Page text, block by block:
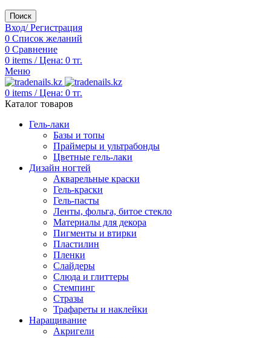
Поиск
Вход/ Регистрация
0 Список желаний
0 Сравнение
0 items / Цена: 0 тг.
Меню
0 items / Цена: 0 тг.
Каталог товаров
Гель-лаки
Базы и топы
Праймеры и ультрабонды
Цветные гель-лаки
Дизайн ногтей
Акварельные краски
Гель-краски
Гель-пасты
Ленты, фольга, битое стекло
Материалы для декора
Пигменты и втирки
Пластилин
Пленки
Слайдеры
Слюда и глиттеры
Стемпинг
Стразы
Трафареты и наклейки
Наращивание
Акригели